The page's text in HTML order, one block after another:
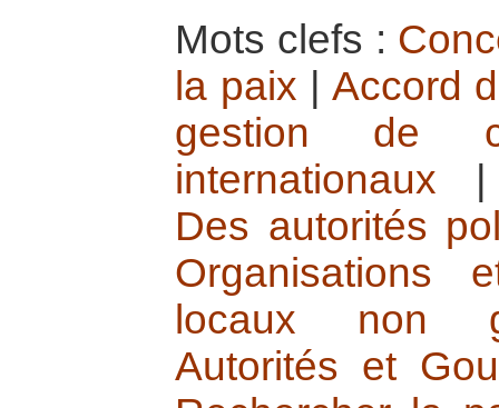
Mots clefs :
la paix
Accord
gestion de
internationaux
Des autorités
Organisations
locaux non
Autorités et